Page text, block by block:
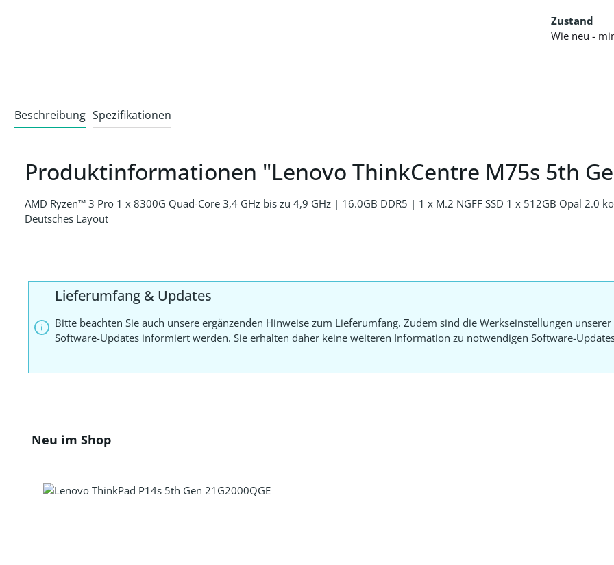
Zustand
Wie neu -
Beschreibung Spezifikationen
Produktinformationen "Lenovo ThinkCentre M75s 5th
AMD Ryzen™ 3 Pro 1 x 8300G Quad-Core 3,4 GHz bis zu 4,9 GHz | 16.0GB DDR5 | 1 x M.2 NGFF SSD 1 x 512GB Opal
Deutsches Layout
Lieferumfang & Updates
Bitte beachten Sie auch unsere ergänzenden Hinweise zum Lieferumfang. Zudem sind die Werkseinstellungen
Software-Updates informiert werden. Sie erhalten daher keine weiteren Information zu notwendigen Software-
Produktgalerie überspringen
Neu im Shop